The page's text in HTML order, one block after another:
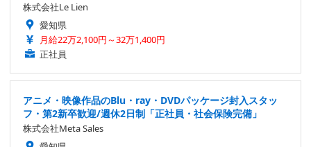
株式会社Le Lien
愛知県
月給22万2,100円～32万1,400円
正社員
アニメ・映像作品のBlu・ray・DVDパッケージ封入スタッ
フ・第2新卒歓迎/週休2日制「正社員・社会保険完備」
株式会社Meta Sales